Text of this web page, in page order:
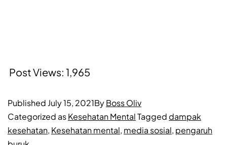
Post Views: 1,965
Published July 15, 2021ByBoss Oliv
Categorized asKesehatan MentalTagged dampak
kesehatan, Kesehatan mental, media sosial, pengaruh